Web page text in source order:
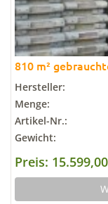
810 m²
Hersteller:
Menge:
Artikel-Nr.:
Gewicht:
Preis: